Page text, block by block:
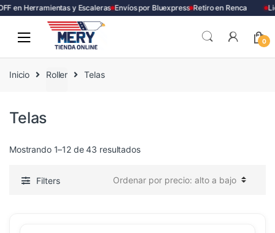
en Herramientas y Escaleras Envíos por Bluexpress Retiro en Renca
0
Inicio Roller Telas
Telas
Mostrando 1–12 de 43 resultadosOrdenado
precio:
Filters